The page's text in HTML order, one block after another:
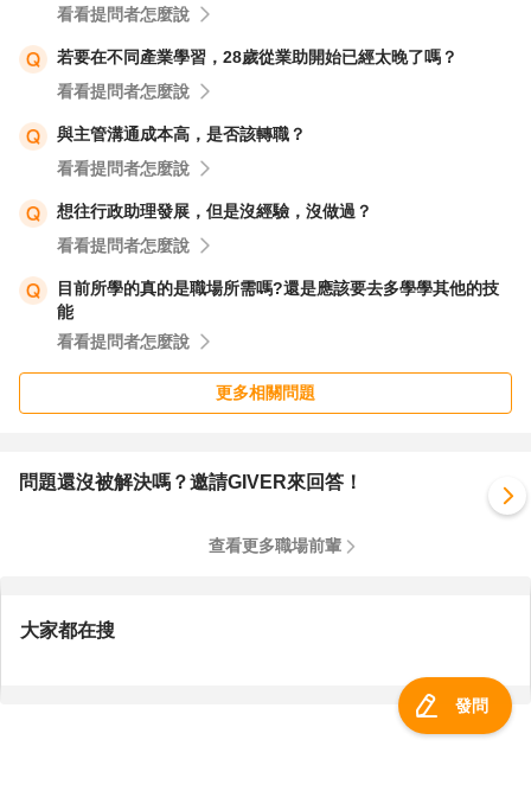
看看提問者怎麼說
若要在不同產業學習，28歲從業助開始已經太晚了嗎？
看看提問者怎麼說
與主管溝通成本高，是否該轉職？
看看提問者怎麼說
想往行政助理發展，但是沒經驗，沒做過？
看看提問者怎麼說
目前所學的真的是職場所需嗎?還是應該要去多學學其他的技
能
看看提問者怎麼說
更多相關問題
問題還沒被解決嗎？邀請GIVER來回答！
查看更多職場前輩
大家都在搜
發問